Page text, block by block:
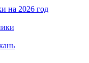
на 2026 год